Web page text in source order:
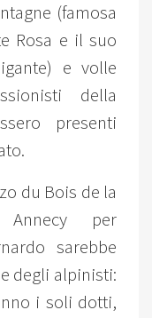
(famosa
Rosa e il suo
e volle
della
presenti
du Bois de la
per
sarebbe
degli alpinisti:
i soli dotti,